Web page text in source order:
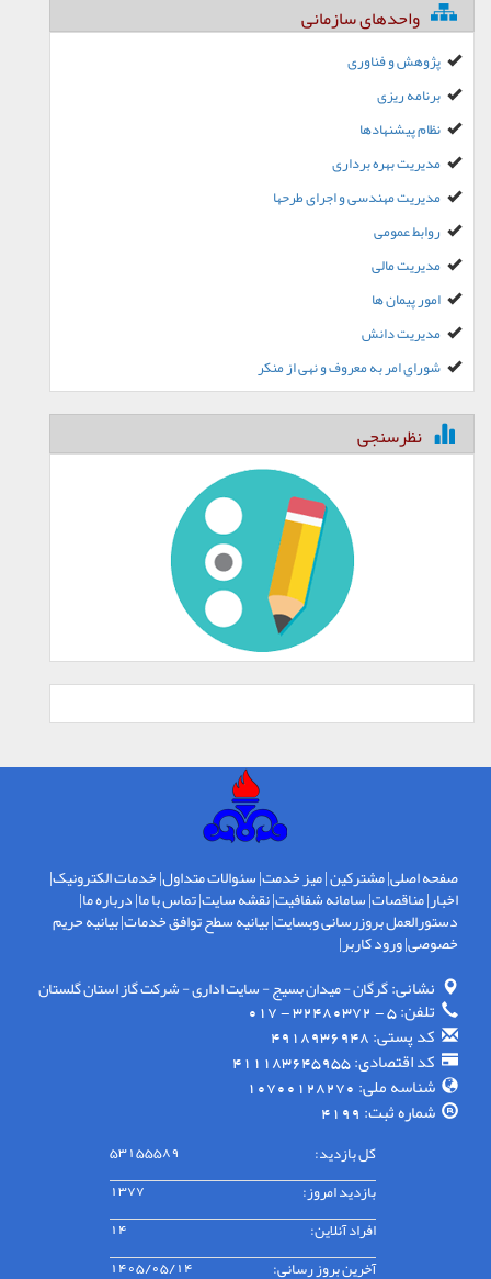
واحدهای سازمانی
پژوهش و فناوری
برنامه ریزی
نظام پیشنهادها
مدیریت بهره برداری
مدیریت مهندسی و اجرای طرحها
روابط عمومی
مدیریت مالی
امور پیمان ها
مدیریت دانش
شورای امر به معروف و نهی از منکر
نظرسنجی
صفحه اصلی|مشترکین|میز خدمت|سئوالات متداول|خدمات الکترونیک|
اخبار|مناقصات|سامانه شفافیت|نقشه سایت|تماس با ما|درباره ما|
دستورالعمل بروزرسانی وبسایت|بیانیه سطح توافق خدمات|بیانیه حریم
خصوصی|ورود کاربر|
نشانی:گرگان - ميدان بسيج - سايت اداری - شركت گاز استان گلستان
تلفن: 5 - 32480372 - 017
کد پستی: 4918936948
کد اقتصادی: 411183645955
شناسه ملی: 10700128270
شماره ثبت: 4199
کل بازدید: 53155589
بازدید امروز: 1377
افراد آنلاین: 14
آخرین بروز رسانی: 1405/05/14